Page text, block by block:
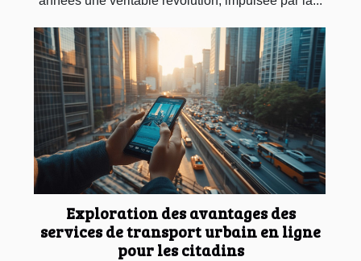
Exploration des avantages des
services de transport urbain en ligne
pour les citadins